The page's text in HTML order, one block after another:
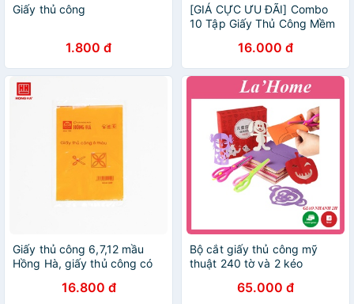
Giấy thủ công
1.800 đ
[GIÁ CỰC ƯU ĐÃI] Combo
10 Tập Giấy Thủ Công Mềm
Công Cắt Dán16.000 đ
Giấy thủ công 6,7,12 mầu
Hồng Hà, giấy thủ công có
học thủ công - Soleil Home
16.800 đ
Bộ cắt giấy thủ công mỹ
thuật 240 tờ và 2 kéo
65.000 đ